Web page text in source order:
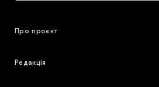
Про проєкт
Редакція